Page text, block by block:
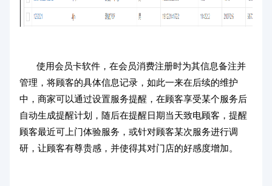
使用会员卡软件，在会员消费注册时为其信息备注并
管理，将顾客的具体信息记录，如此一来在后续的维护
中，商家可以通过设置服务提醒，在顾客享受某个服务后
自动生成提醒计划，随后在提醒日期当天致电顾客，提醒
顾客最近可上门体验服务，或针对顾客某次服务进行调
研，让顾客有尊贵感，并使得其对门店的好感度增加。